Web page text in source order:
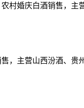
村婚庆白酒销售，
，主营山西汾酒、